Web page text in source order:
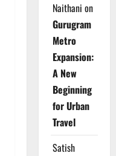
Naithani on
Gurugram
Metro
Expansion:
A New
Beginning
for Urban
Travel
Satish